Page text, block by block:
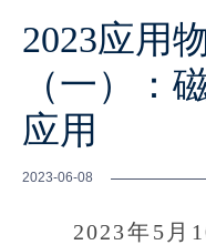
2023应用
（一）：
应用
2023-06-08
2023年5月10